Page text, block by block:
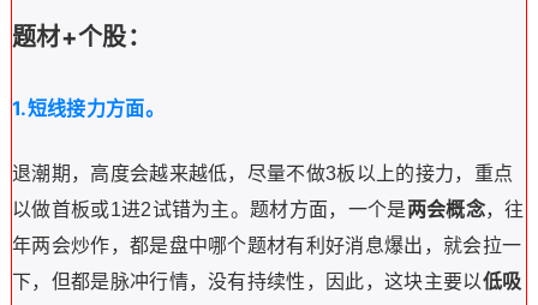
题材+个股：
1.短线接力方面。
退潮期，高度会越来越低，尽量不做3板以上的接力，重点
以做首板或1进2试错为主。题材方面，一个是两会概念，往
年两会炒作，都是盘中哪个题材有利好消息爆出，就会拉一
下，但都是脉冲行情，没有持续性，因此，这块主要以低吸